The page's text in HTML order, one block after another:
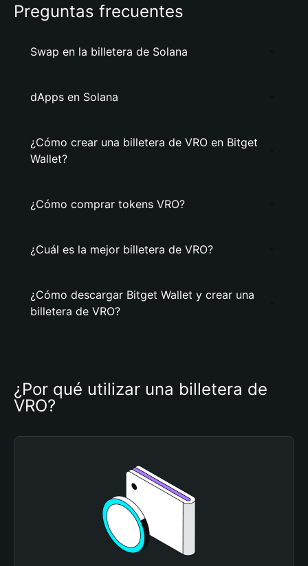
Preguntas frecuentes
Swap en la billetera de Solana
dApps en Solana
¿Cómo crear una billetera de VRO en Bitget
Wallet?
¿Cómo comprar tokens VRO?
¿Cuál es la mejor billetera de VRO?
¿Cómo descargar Bitget Wallet y crear una
billetera de VRO?
¿Por qué utilizar una billetera de
VRO?